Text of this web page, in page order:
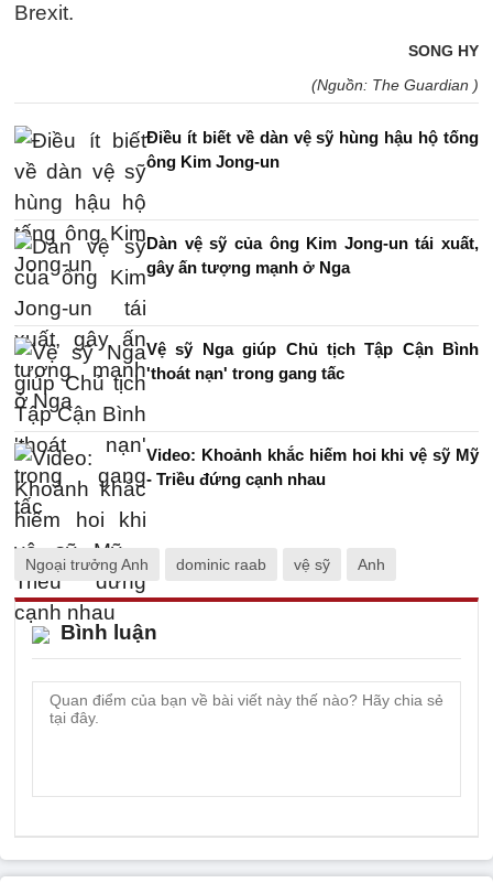
Brexit.
SONG HY
(Nguồn: The Guardian )
Điều ít biết về dàn vệ sỹ hùng hậu hộ tống
ông Kim Jong-un
Dàn vệ sỹ của ông Kim Jong-un tái xuất,
gây ấn tượng mạnh ở Nga
Vệ sỹ Nga giúp Chủ tịch Tập Cận Bình
'thoát nạn' trong gang tấc
Video: Khoảnh khắc hiếm hoi khi vệ sỹ Mỹ
- Triều đứng cạnh nhau
Ngoại trưởng Anh dominic raab vệ sỹ Anh
Bình luận